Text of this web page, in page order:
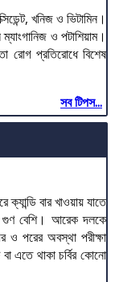
খনিজ ও ভিটামিন।
ও পটাশিয়াম।
রোগ প্রতিরোধে বিশেষ
সব টিপস...
বার খাওয়ায় যাতে
গুণ বেশি। আরেক দলকে
ও পরের অবস্থা পরীক্ষা
এতে থাকা চর্বির কোনো